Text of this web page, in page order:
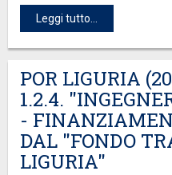
Leggi tutto...
POR LIGURIA
1.2.4.
-
DAL "FONDO
LIGURIA"